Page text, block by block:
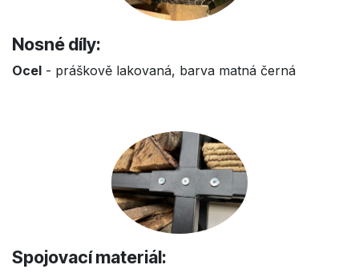
Nosné díly:
Ocel - práškově lakovaná, barva matná černá
Spojovací materiál: